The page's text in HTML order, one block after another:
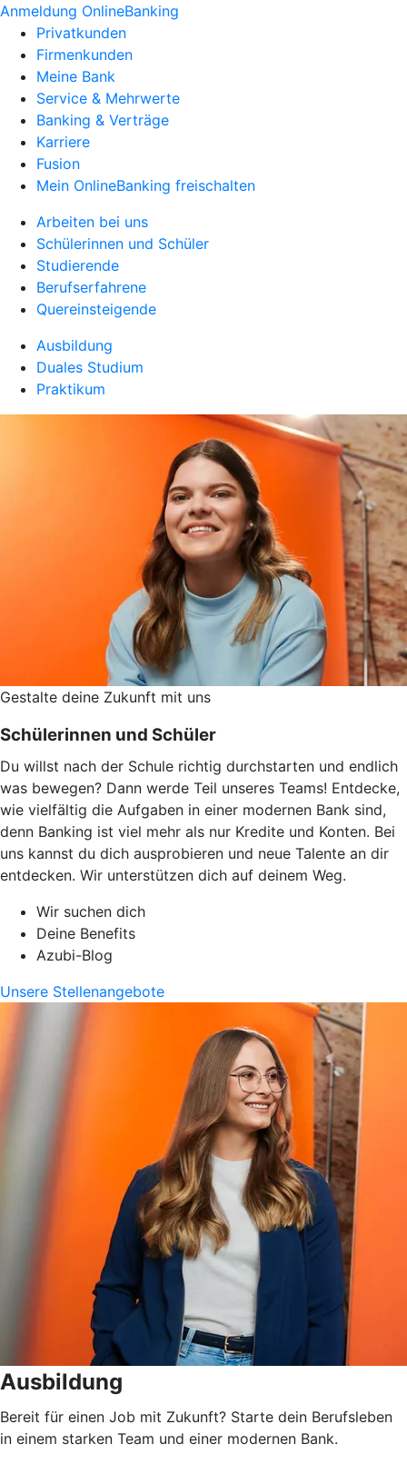
Anmeldung OnlineBanking
Privatkunden
Firmenkunden
Meine Bank
Service & Mehrwerte
Banking & Verträge
Karriere
Fusion
Mein OnlineBanking freischalten
Arbeiten bei uns
Schülerinnen und Schüler
Studierende
Berufserfahrene
Quereinsteigende
Ausbildung
Duales Studium
Praktikum
Gestalte deine Zukunft mit uns
Schülerinnen und Schüler
Du willst nach der Schule richtig durchstarten und endlich
was bewegen? Dann werde Teil unseres Teams! Entdecke,
wie vielfältig die Aufgaben in einer modernen Bank sind,
denn Banking ist viel mehr als nur Kredite und Konten. Bei
uns kannst du dich ausprobieren und neue Talente an dir
entdecken. Wir unterstützen dich auf deinem Weg.
Wir suchen dich
Deine Benefits
Azubi-Blog
Unsere Stellenangebote
Ausbildung
Bereit für einen Job mit Zukunft? Starte dein Berufsleben
in einem starken Team und einer modernen Bank.